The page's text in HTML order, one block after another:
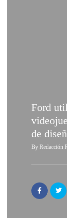
Ford
de
By Redacción